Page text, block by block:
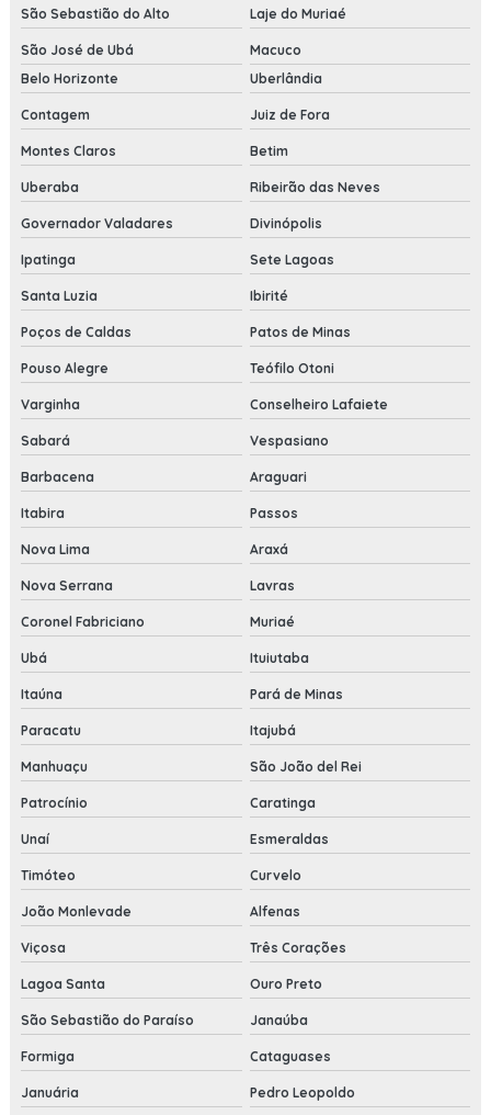
São Sebastião do Alto Laje do Muriaé
São José de Ubá
Macuco
Belo Horizonte
Uberlândia
Contagem Juiz de Fora
Montes Claros Betim
Uberaba Ribeirão das Neves
Governador Valadares Divinópolis
Ipatinga Sete Lagoas
Santa Luzia Ibirité
Poços de Caldas Patos de Minas
Pouso Alegre Teófilo Otoni
Varginha Conselheiro Lafaiete
Sabará Vespasiano
Barbacena Araguari
Itabira Passos
Nova Lima Araxá
Nova Serrana Lavras
Coronel Fabriciano Muriaé
Ubá Ituiutaba
Itaúna Pará de Minas
Paracatu Itajubá
Manhuaçu São João del Rei
Patrocínio Caratinga
Unaí Esmeraldas
Timóteo Curvelo
João Monlevade Alfenas
Viçosa Três Corações
Lagoa Santa Ouro Preto
São Sebastião do Paraíso Janaúba
Formiga Cataguases
Januária Pedro Leopoldo